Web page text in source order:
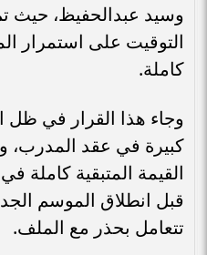
وسيد عبدالحفيظ، حيث
التوقيت على استمرار
كاملة.
وجاء هذا القرار في ظل
كبيرة في عقد المدرب،
القيمة المتبقية كاملة
قبل انطلاق الموسم
تتعامل بحذر مع الملف.